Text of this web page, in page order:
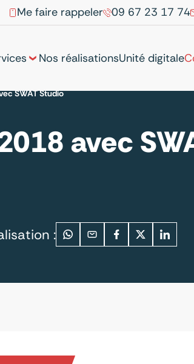
Me faire rappeler 09 67 23 17 74
Nos réalisationsUnité digitale
SWAT Studio
avec
: